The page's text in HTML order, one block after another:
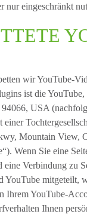
nur eingeschränkt
wir YouTube-
ist die
USA
Mountain View,
Wenn Sie eine
eine Verbindung zu
YouTube mitgeteilt,
Ihrem YouTube-
Ihnen